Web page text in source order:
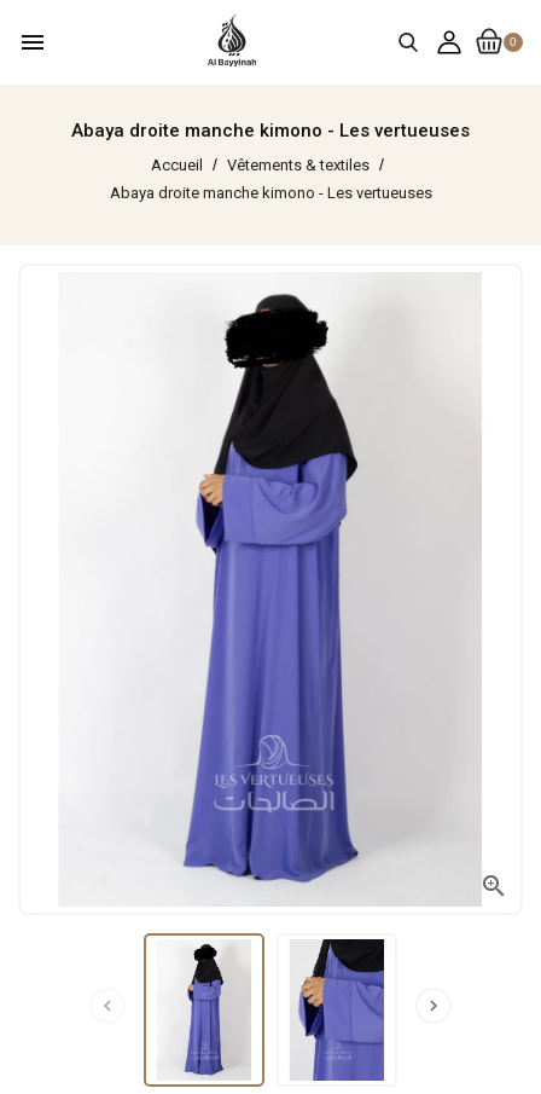
0
menu
Abaya droite manche kimono - Les vertueuses
Accueil
Vêtements & textiles
Abaya droite manche kimono - Les vertueuses

 